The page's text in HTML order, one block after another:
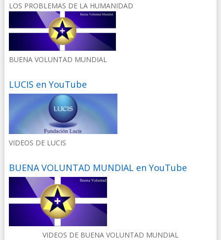
LOS PROBLEMAS DE LA HUMANIDAD
BUENA VOLUNTAD MUNDIAL
LUCIS en YouTube
VIDEOS DE LUCIS
BUENA VOLUNTAD MUNDIAL en YouTube
VIDEOS DE BUENA VOLUNTAD MUNDIAL